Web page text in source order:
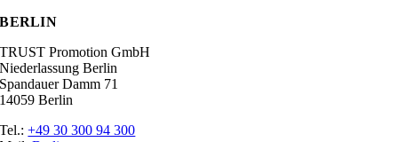
BERLIN
TRUST Promotion GmbH
Niederlassung Berlin
Spandauer Damm 71
14059 Berlin
Tel.:+49 30 300 94 300